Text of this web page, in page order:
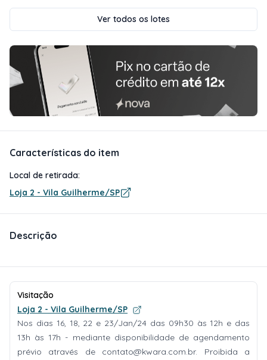
Ver todos os lotes
Características do item
Local de retirada:
Loja 2 - Vila Guilherme/SP
Descrição
Visitação
Loja 2 - Vila Guilherme/SP
Nos dias 16, 18, 22 e 23/Jan/24 das 09h30 às 12h e das
13h às 17h - mediante disponibilidade de agendamento
prévio através de contato@kwara.com.br. Proibida a